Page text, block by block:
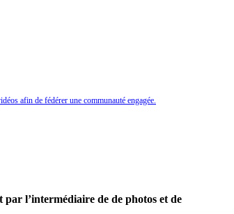
afin de fédérer une communauté engagée.
l’intermédiaire de de photos et de